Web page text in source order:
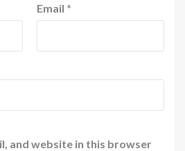
Email *
and website in this browser